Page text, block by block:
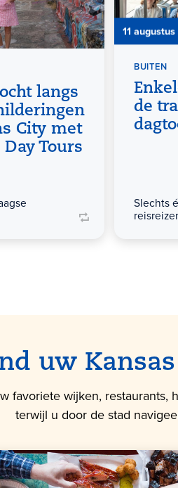
langs
City met
Day Tours
11 augustus
BUITEN
de
Slechts
uw
favoriete wijken, restaurants,
terwijl u door de stad